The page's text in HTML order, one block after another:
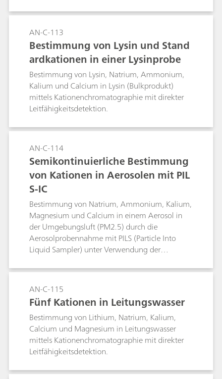
AN-C-113
Bestimmung von Lysin und Stand
ardkationen in einer Lysinprobe
Bestimmung von Lysin, Natrium, Ammonium,
Kalium und Calcium in Lysin (Bulkprodukt)
mittels Kationenchromatographie mit direkter
Leitfähigkeitsdetektion.
AN-C-114
Semikontinuierliche Bestimmung
von Kationen in Aerosolen mit PIL
S-IC
Bestimmung von Natrium, Ammonium, Kalium,
Magnesium und Calcium in einem Aerosol in
der Umgebungsluft (PM2.5) durch die
Aerosolprobennahme mit PILS (Particle Into
Liquid Sampler) unter Verwendung der
Leitfähigkeitsdetektion.
AN-C-115
Fünf Kationen in Leitungswasser
Bestimmung von Lithium, Natrium, Kalium,
Calcium und Magnesium in Leitungswasser
mittels Kationenchromatographie mit direkter
Leitfähigkeitsdetektion.